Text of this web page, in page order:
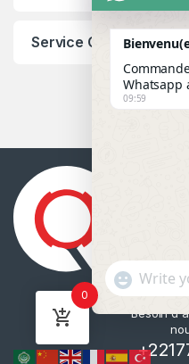
Service Client
Besoin
0
Whatsapp
09:59
"
+
c
a
WhatsApp